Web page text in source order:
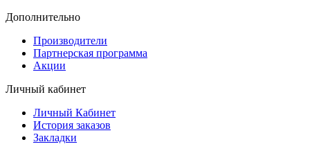
Дополнительно
Производители
Партнерская программа
Акции
Личный кабинет
Личный Кабинет
История заказов
Закладки